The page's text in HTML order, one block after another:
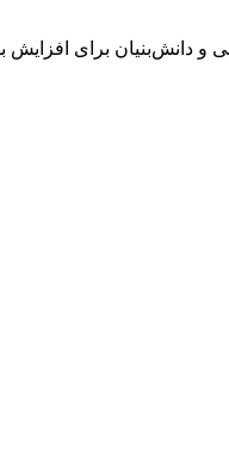
دانش‌بنیان برای